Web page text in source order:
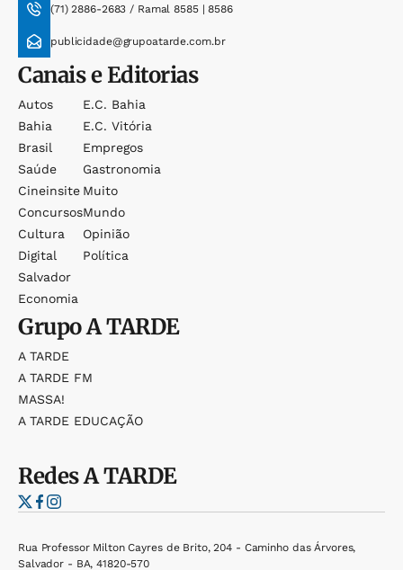
(71) 2886-2683 / Ramal 8585 | 8586
publicidade@grupoatarde.com.br
Canais e Editorias
Autos
Bahia
Brasil
Saúde
Cineinsite
Concursos
Cultura
Digital
Salvador
Economia
E.c. Bahia
E.c. Vitória
Empregos
Gastronomia
Muito
Mundo
Opinião
Política
GrupoA TARDE
A TARDE
A TARDE FM
MASSA!
A TARDE EDUCAÇÃO
RedesA TARDE
Rua Professor Milton Cayres de Brito, 204 - Caminho das Árvores,
Salvador - BA, 41820-570